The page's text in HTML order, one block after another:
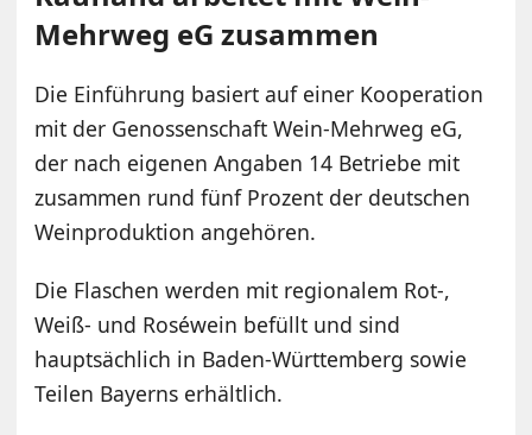
Mehrweg eG zusammen
Die Einführung basiert auf einer Kooperation
mit der Genossenschaft Wein-Mehrweg eG,
der nach eigenen Angaben 14 Betriebe mit
zusammen rund fünf Prozent der deutschen
Weinproduktion angehören.
Die Flaschen werden mit regionalem Rot-,
Weiß- und Roséwein befüllt und sind
hauptsächlich in Baden-Württemberg sowie
Teilen Bayerns erhältlich.